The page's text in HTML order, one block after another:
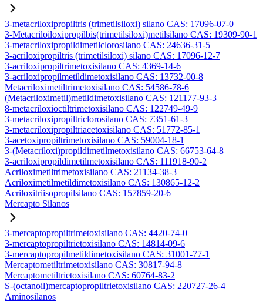
3-metacriloxipropiltris (trimetilsiloxi) silano CAS: 17096-07-0
3-Metacriloiloxipropilbis(trimetilsiloxi)metilsilano CAS: 19309-90-1
3-metacriloxipropildimetilclorosilano CAS: 24636-31-5
3-acriloxipropiltris (trimetilsiloxi) silano CAS: 17096-12-7
3-acriloxipropiltrimetoxisilano CAS: 4369-14-6
3-acriloxipropilmetildimetoxisilano CAS: 13732-00-8
Metacriloximetiltrimetoxisilano CAS: 54586-78-6
(Metacriloximetil)metildimetoxisilano CAS: 121177-93-3
8-metacriloxioctiltrimetoxisilano CAS: 122749-49-9
3-metacriloxipropiltriclorosilano CAS: 7351-61-3
3-metacriloxipropiltriacetoxisilano CAS: 51772-85-1
3-acetoxipropiltrimetoxisilano CAS: 59004-18-1
3-(Metacriloxi)propildimetilmetoxisilano CAS: 66753-64-8
3-acriloxipropildimetilmetoxisilano CAS: 111918-90-2
Acriloximetiltrimetoxisilano CAS: 21134-38-3
Acriloximetilmetildimetoxisilano CAS: 130865-12-2
Acriloxitriisopropilsilano CAS: 157859-20-6
Mercapto Silanos
3-mercaptopropiltrimetoxisilano CAS: 4420-74-0
3-mercaptopropiltrietoxisilano CAS: 14814-09-6
3-mercaptopropilmetildimetoxisilano CAS: 31001-77-1
Mercaptometiltrimetoxisilano CAS: 30817-94-8
Mercaptometiltrietoxisilano CAS: 60764-83-2
S-(octanoil)mercaptopropiltrietoxisilano CAS: 220727-26-4
Aminosilanos